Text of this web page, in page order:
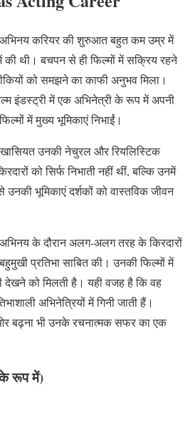
करियर की शुरुआत बहुत कम उम्र में
थी। बचपन से ही फिल्मों में सक्रिय रहने
को समझने का काफी अनुभव मिला।
इंडस्ट्री में एक अभिनेत्री के रूप में अपनी
में मुख्य भूमिकाएं निभाईं।
उनकी नेचुरल और रियलिस्टिक
को सिर्फ निभाती नहीं थीं, बल्कि उनमें
उनकी भूमिकाएं दर्शकों को वास्तविक जीवन
के दौरान अलग-अलग तरह के किरदारों
प्रतिभा साबित की। उनकी फिल्मों में
देखने को मिलती है। यही वजह है कि वह
अभिनेत्रियों में गिनी जाती हैं।
बढ़ना भी उनके रचनात्मक सफर का एक
रूप में)